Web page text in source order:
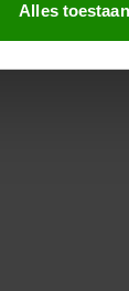
te bieden
partners voor
Alles toestaan